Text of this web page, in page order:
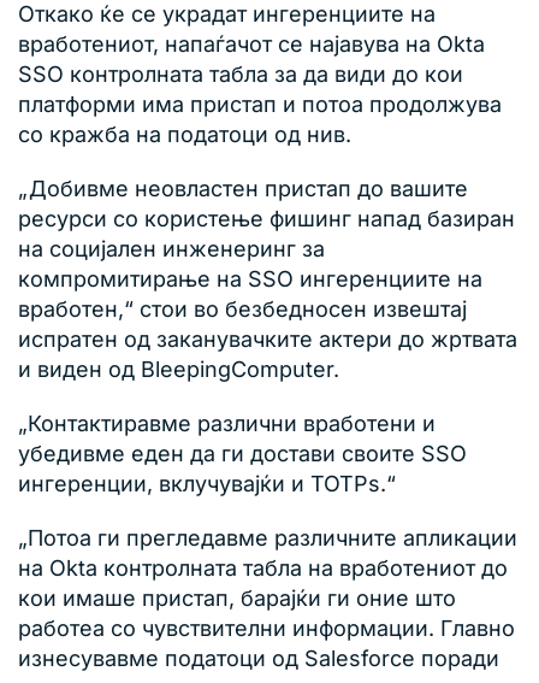
Откако ќе се украдат ингеренциите на
вработениот, напаѓачот се најавува на Okta
SSO контролната табла за да види до кои
платформи има пристап и потоа продолжува
со кражба на податоци од нив.
„Добивме неовластен пристап до вашите
ресурси со користење фишинг напад базиран
на социјален инженеринг за
компромитирање на SSO ингеренциите на
вработен,“ стои во безбедносен извештај
испратен од заканувачките актери до жртвата
и виден од BleepingComputer.
„Контактиравме различни вработени и
убедивме еден да ги достави своите SSO
ингеренции, вклучувајќи и TOTPs.“
„Потоа ги прегледавме различните апликации
на Okta контролната табла на вработениот до
кои имаше пристап, барајќи ги оние што
работеа со чувствителни информации. Главно
изнесувавме податоци од Salesforce поради